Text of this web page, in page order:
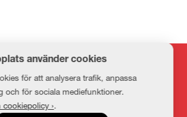
Kontakt
använder cookies
för att analysera trafik, anpassa
och för sociala mediefunktioner.
›.